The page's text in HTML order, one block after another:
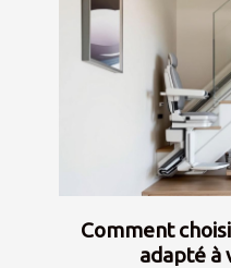
Comment
adapté à